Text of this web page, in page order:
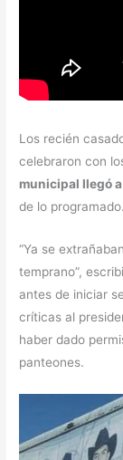
Los recién
celebraron con
municipal llegó
de lo programado.
“Ya se
temprano”,
antes de iniciar
críticas al
haber dado
panteones.